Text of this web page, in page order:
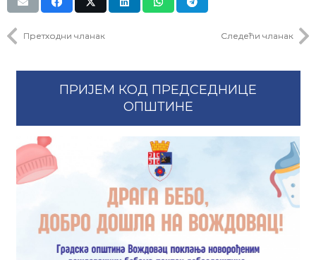
Претходни чланак Следећи чланак
ПРИЈЕМ КОД ПРЕДСЕДНИЦЕ
ОПШТИНЕ